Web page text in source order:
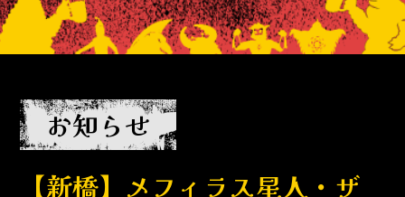
お知らせ
【新橋】メフィラス星人・ザ